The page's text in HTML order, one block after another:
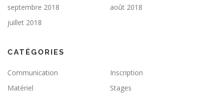
septembre 2018
août 2018
juillet 2018
CATÉGORIES
Communication
Inscription
Matériel
Stages